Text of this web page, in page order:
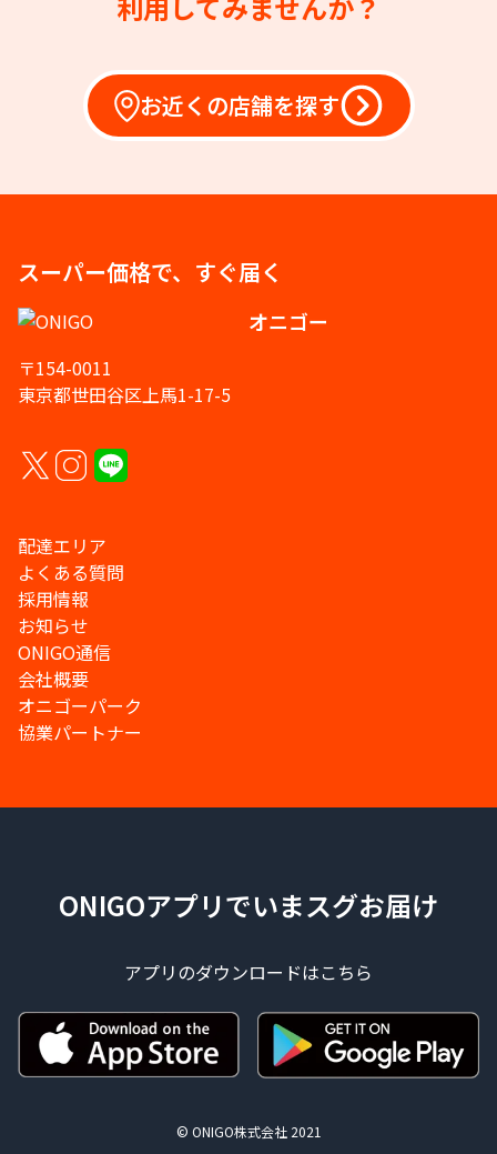
お近くの店舗を探す
スーパー価格で、すぐ届く
オニゴー
〒154-0011
東京都世田谷区上馬1-17-5
配達エリア
よくある質問
採用情報
お知らせ
ONIGO通信
会社概要
オニゴーパーク
協業パートナー
ONIGOアプリでいまスグお届け
アプリのダウンロードはこちら
© ONIGO株式会社 2021